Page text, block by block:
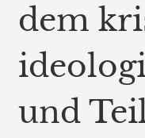
dem
und